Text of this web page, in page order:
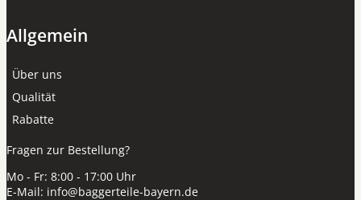
Allgemein
Über uns
Qualität
Rabatte
Fragen zur Bestellung?
Mo - Fr: 8:00 - 17:00 Uhr
E-Mail: info@baggerteile-bayern.de